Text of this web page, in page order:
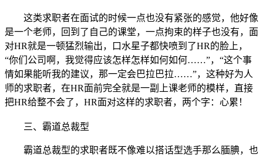
这类求职者在面试的时候一点也没有紧张的感觉，他好像
是一个老师，回到了自己的课堂，一点拘束的样子也没有，面
对HR就是一顿猛烈输出，口水星子都快喷到了HR的脸上，
“你们公司啊，我觉得应该怎样怎样如何如何……”，“这个事
情如果能听我的建议，那一定会巴拉巴拉……”，这种好为人
师的求职者，在HR面前完全就是一副上课老师的模样，直接
把HR给整不会了，HR面对这样的求职者，两个字：心累！
三、 霸道总裁型
霸道总裁型的求职者既不像难以搭话型选手那么腼腆，也